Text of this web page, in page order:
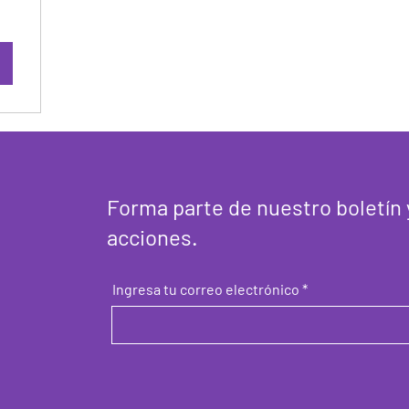
Forma parte de nuestro
acciones.
Ingresa tu correo electrónico